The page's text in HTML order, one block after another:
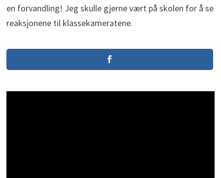
en forvandling! Jeg skulle gjerne vært på skolen for å se
reaksjonene til klassekameratene.